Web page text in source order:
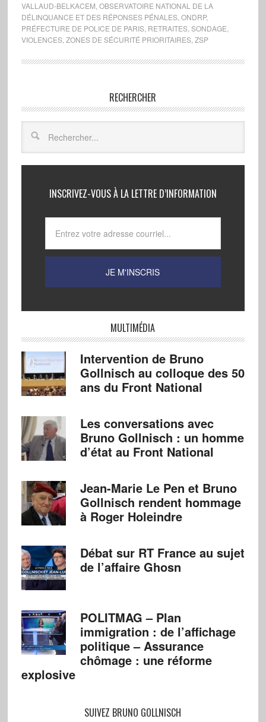
VALLAUD-BELKACEM OBSERVATOIRE NATIONAL DE LA
DÉLINQUANCE ET DES RÉPONSES PÉNALES, ONDRP,
PRÉFECTURE DE POLICE DE PARIS, RETRAITES, SONDAGE
VIOLENCES, ZONES DE SÉCURITÉ PRIORITAIRES, ZSP
RECHERCHER
INSCRIVEZ-VOUS À LA LETTRE D’INFORMATION
MULTIMÉDIA
Intervention de Bruno
Gollnisch au colloque des 50
ans du Front National
Les conversations avec
Bruno Gollnisch : un homme
d’état au Front National
Jean-Marie Le Pen et Bruno
Gollnisch rendent hommage
à Roger Holeindre
Débat sur RT France au sujet
de l’affaire Ghosn
POLITMAG – Plan
immigration : de l’affichage
politique – Assurance
chômage : une réforme
explosive
SUIVEZ BRUNO GOLLNISCH